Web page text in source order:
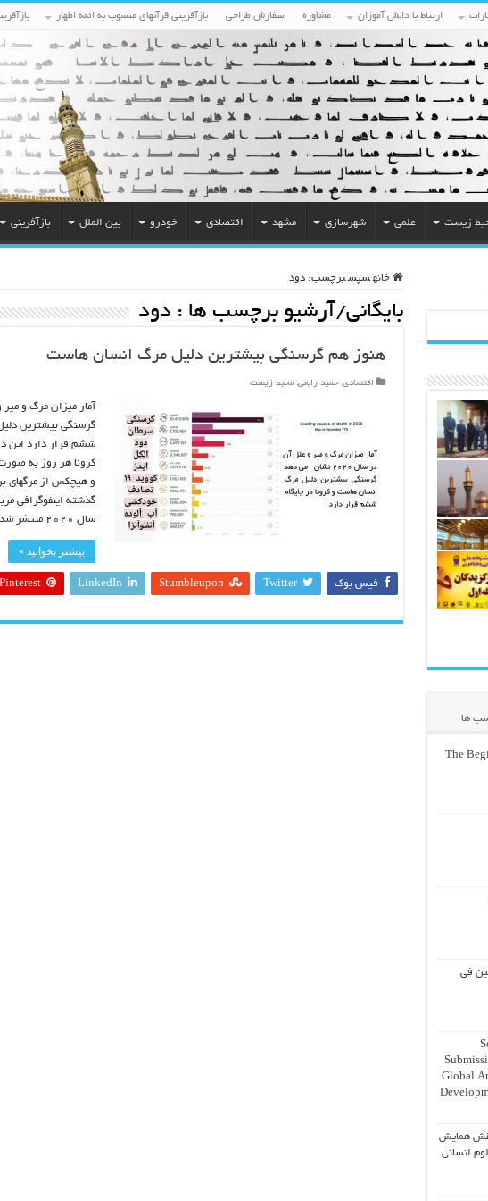
ارتباط با دانش آموزان مشاوره سفارش طراحی بازآفرینی قرآنهای منسوب به ائمه اطهار
زیست علمی شهرسازی مشهد اقتصادی خودرو بین الملل بازآفرینی
خانه سپس برچسب:دود
بایگانی/آرشیو برچسب ها : دود
هنوز هم گرسنگی بیشترین دلیل مرگ انسان هاست
اقتصادی,حمید رابعی, محیط زیست
گرسنگی بیشترین
ششم قرار دارد این
کرونا هر روز به
و هیچکس از مرگهای
گذشته اینفوگرافی
سال ۲۰۲۰ منتشر شد که بازتاب زیادی در …
بیشتر بخوانید »
فیس بوک Twitter
Stumbleupon
LinkedIn
Pinterest
ها
The
في
Global
همایش
انسانی